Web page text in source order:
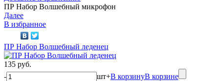
ПР Набор Волшебный микрофон
Далее
В избранное
ПР Набор Волшебный леденец
135 руб.
-
шт+В корзинуВ корзине